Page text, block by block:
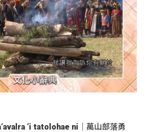
‘i tatolohae ni｜萬山部落勇